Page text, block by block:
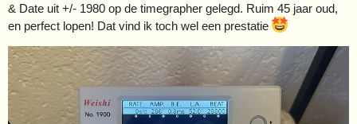
& Date uit +/- 1980 op de timegrapher gelegd. Ruim 45 jaar oud,
en perfect lopen! Dat vind ik toch wel een prestatie